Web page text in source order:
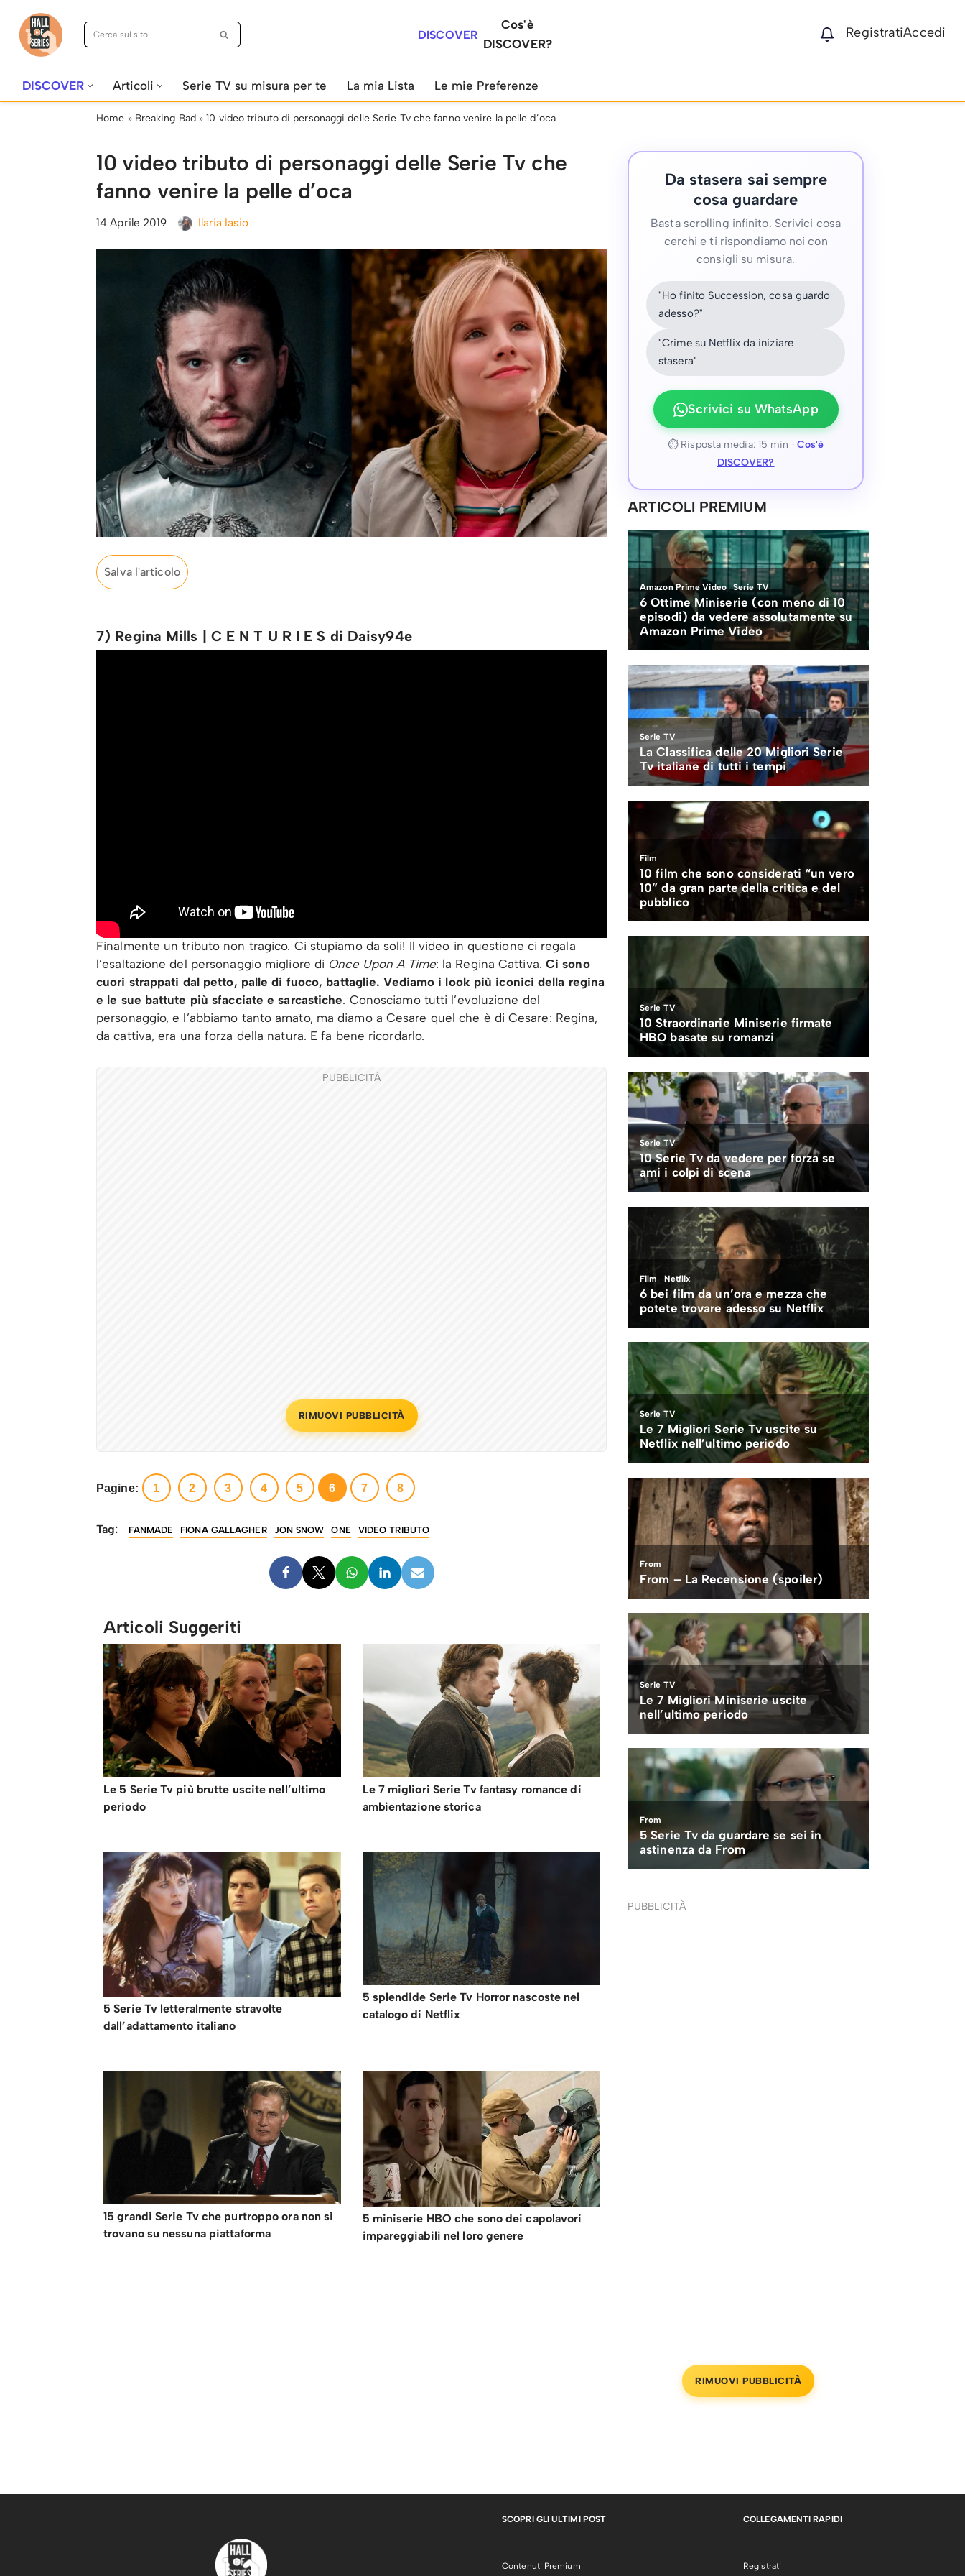
Vai
DISCOVER
Cos'è
DISCOVER?
RegistratiAccedi
DISCOVER Articoli Serie TV su misura per te La mia Lista Le mie Preferenze
Home » Breaking Bad»10 video tributo di personaggi delle Serie Tv che fanno venire la pelle d’oca
10 video tributo di personaggi delle Serie Tv che
fanno venire la pelle d’oca
14 Aprile 2019 Ilaria Iasio
Salva l'articolo
7) Regina Mills | C E N T U R I E S di Daisy94e
Finalmente un tributo non tragico. Ci stupiamo da soli! Il video in questione ci regala
l’esaltazione del personaggio migliore di Once Upon A Time: la Regina Cattiva. Ci sono
cuori strappati dal petto, palle di fuoco, battaglie. Vediamo i look più iconici della regina
e le sue battute più sfacciate e sarcastiche. Conosciamo tutti l’evoluzione del
personaggio, e l’abbiamo tanto amato, ma diamo a Cesare quel che è di Cesare: Regina,
da cattiva, era una forza della natura. E fa bene ricordarlo.
PUBBLICITÀ
RIMUOVI PUBBLICITÀ
Pagine: 1 2 3 4 5 6 7 8
Tag: FANMADE FIONA GALLAGHER JON SNOW ONE VIDEO TRIBUTO
Articoli Suggeriti
Le 5 Serie Tv più brutte uscite nell’ultimo
periodo
Le 7 migliori Serie Tv fantasy romance di
ambientazione storica
5 Serie Tv letteralmente stravolte
dall’adattamento italiano
5 splendide Serie Tv Horror nascoste nel
catalogo di Netflix
15 grandi Serie Tv che purtroppo ora non si
trovano su nessuna piattaforma
5 miniserie HBO che sono dei capolavori
impareggiabili nel loro genere
Da stasera sai sempre
cosa guardare
Basta scrolling infinito. Scrivici cosa
cerchi e ti rispondiamo noi con
consigli su misura.
"Ho finito Succession, cosa guardo
adesso?"
"Crime su Netflix da iniziare
stasera"
Scrivici su WhatsApp
⏱ Risposta media: 15 min · Cos'è
DISCOVER?
ARTICOLI PREMIUM
PUBBLICITÀ
RIMUOVI PUBBLICITÀ
SCOPRI GLI ULTIMI POST
Contenuti Premium
COLLEGAMENTI RAPIDI
Registrati